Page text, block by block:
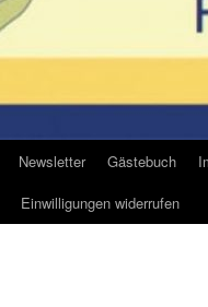
Newsletter Gästebuch
Einwilligungen widerrufen